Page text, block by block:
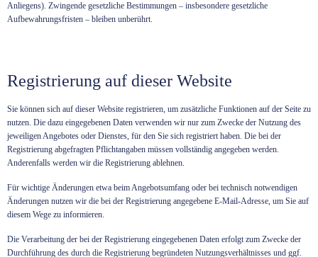
Anliegens). Zwingende gesetzliche Bestimmungen – insbesondere gesetzliche
Aufbewahrungsfristen – bleiben unberührt.
Registrierung auf dieser Website
Sie können sich auf dieser Website registrieren, um zusätzliche Funktionen auf der Seite zu
nutzen. Die dazu eingegebenen Daten verwenden wir nur zum Zwecke der Nutzung des
jeweiligen Angebotes oder Dienstes, für den Sie sich registriert haben. Die bei der
Registrierung abgefragten Pflichtangaben müssen vollständig angegeben werden.
Anderenfalls werden wir die Registrierung ablehnen.
Für wichtige Änderungen etwa beim Angebotsumfang oder bei technisch notwendigen
Änderungen nutzen wir die bei der Registrierung angegebene E-Mail-Adresse, um Sie auf
diesem Wege zu informieren.
Die Verarbeitung der bei der Registrierung eingegebenen Daten erfolgt zum Zwecke der
Durchführung des durch die Registrierung begründeten Nutzungsverhältnisses und ggf.